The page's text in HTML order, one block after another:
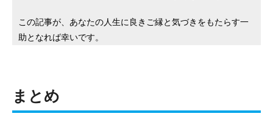
この記事が、あなたの人生に良きご縁と気づきをもたらす一
助となれば幸いです。
まとめ